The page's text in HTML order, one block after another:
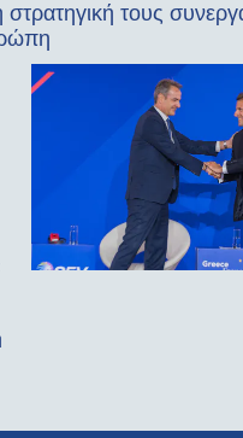
στρατηγική τους